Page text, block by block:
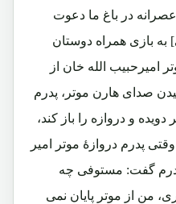
در باغ ما دعوت
به بازی همراه دوستان
امیرحبیب الله خان از
صدای هارن موتر، پدرم
و دروازه را باز کند،
پدرم دروازۀ موتر امیر
پدرم گفت: مستوفی چه
من از موتر پایان نمی